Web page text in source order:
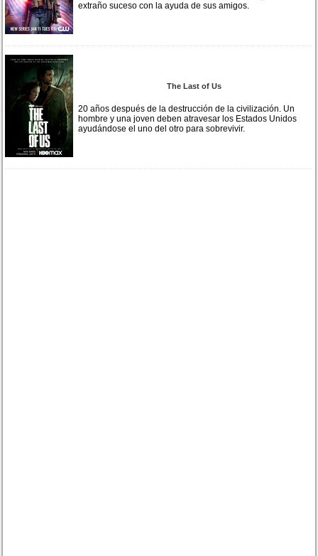
extraño suceso con la ayuda de sus amigos.
The Last of Us
20 años después de la destrucción de la civilización. Un
hombre y una joven deben atravesar los Estados Unidos
ayudándose el uno del otro para sobrevivir.